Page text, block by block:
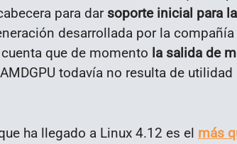
para dar soporte inicial para
desarrollada por la
que de momento la salida de
todavía no resulta de
ha llegado a Linux 4.12 es el más